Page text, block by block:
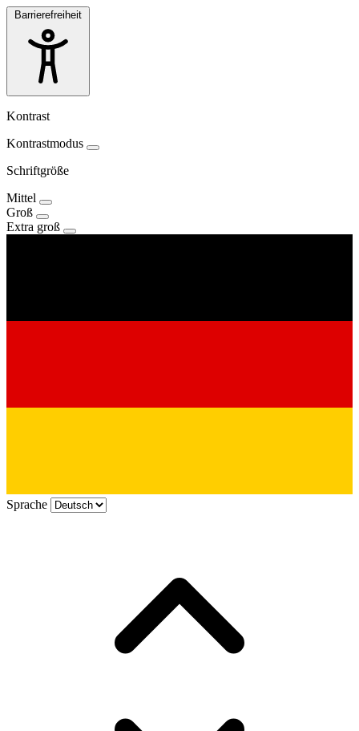
Barrierefreiheit
Kontrast
Kontrastmodus
Schriftgröße
Mittel
Groß
Extra groß
Sprache